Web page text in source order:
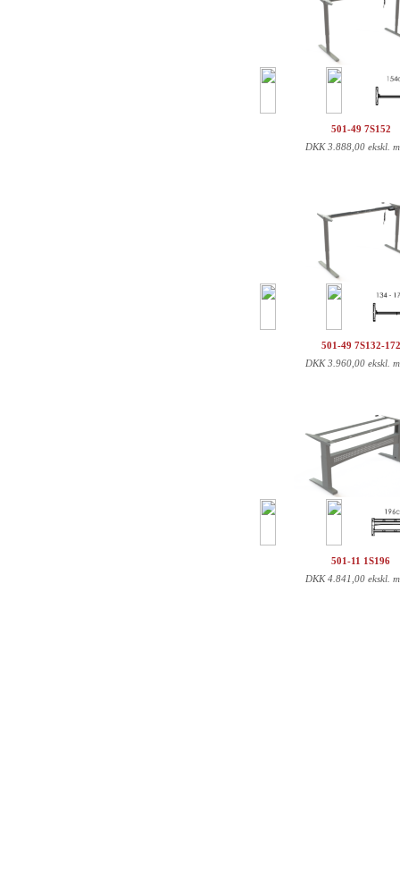
501-49 7S152
DKK3.888,00 ekskl.
501-49 7S132-172
DKK3.960,00 ekskl.
501-11 1S196
DKK4.841,00 ekskl.